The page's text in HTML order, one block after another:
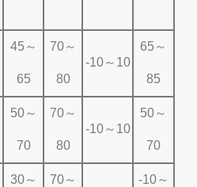
45～
65
70～
80
-10～10
65～
85
50～
70
70～
80
-10～10
50～
70
30～ 70～ -10～